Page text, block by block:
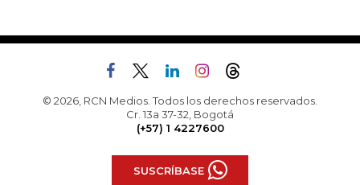
© 2026, RCN Medios. Todos los derechos reservados.
Cr. 13a 37-32, Bogotá
(+57) 1 4227600
SUSCRÍBASE